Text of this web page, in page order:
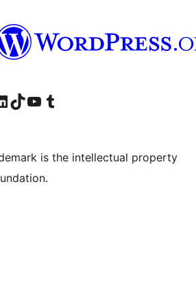
account
our LinkedIn account
Bisitahin ang aming TikTok account
Visit our YouTube channel
Bisitahin ang aming Tumblr account
is the intellectual property